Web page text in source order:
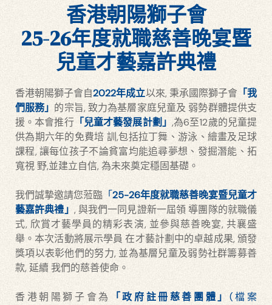
香港朝陽獅子會
25-26年度就職慈善晚宴暨
兒童才藝嘉許典禮
香港朝陽獅子會自2022年成立以來, 秉承國際獅子會「我
們服務」 的宗旨, 致力為基層家庭兒童及 弱勢群體提供支
援。本會推行「兒童才藝發展計劃」 ,為6至12歲的兒童提
供為期六年的免費培 訓,包括拉丁舞、游泳、繪畫及足球
課程, 讓每位孩子不論貧富均能追尋夢想、發掘潛能、拓
寬視 野,並建立自信, 為未來奠定穩固基礎。
我們誠摯邀請您蒞臨 「25-26年度就職慈善晚宴暨兒童才
藝嘉許典禮」 , 與我們一同見證新一屆領 導團隊的就職儀
式, 欣賞才藝學員的精彩表演, 並參與慈善晚宴, 共襄盛
舉。本次活動將展示學員 在才藝計劃中的卓越成果, 頒發
獎項以表彰他們的努力, 並為基層兒童及弱勢社群籌募善
款, 延續 我們的慈善使命。
香港朝陽獅子會為 「政府註冊慈善團體」 (檔案